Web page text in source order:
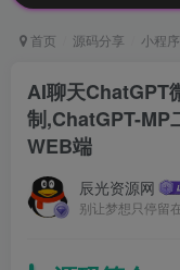
首页 源码分享 小程
AI聊天ChatGPT
制,ChatGPT-MP
WEB端
辰光资源网
别让梦想只停留